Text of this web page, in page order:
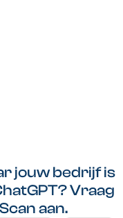
jouw bedrijf is
Vraag
aan.